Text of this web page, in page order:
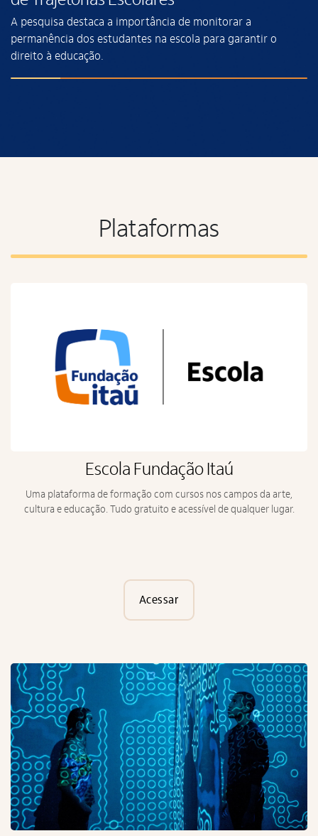
Termos de Uso e Política de
Privacidade
A pesquisa destaca a importância de monitorar a
permanência dos estudantes na escola para garantir o
direito à educação.
Plataformas
Escola Fundação Itaú
Uma plataforma de formação com cursos nos campos da arte,
cultura e educação. Tudo gratuito e acessível de qualquer lugar.
Acessar